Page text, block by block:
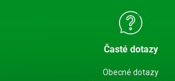
Časté dotazy
Obecné dotazy